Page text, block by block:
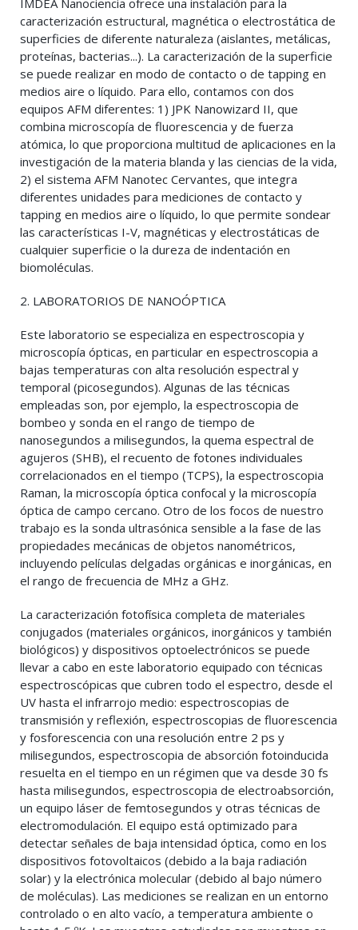
IMDEA Nanociencia ofrece una instalación para la
caracterización estructural, magnética o electrostática de
superficies de diferente naturaleza (aislantes, metálicas,
proteínas, bacterias...). La caracterización de la superficie
se puede realizar en modo de contacto o de tapping en
medios aire o líquido. Para ello, contamos con dos
equipos AFM diferentes: 1) JPK Nanowizard II, que
combina microscopía de fluorescencia y de fuerza
atómica, lo que proporciona multitud de aplicaciones en la
investigación de la materia blanda y las ciencias de la vida,
2) el sistema AFM Nanotec Cervantes, que integra
diferentes unidades para mediciones de contacto y
tapping en medios aire o líquido, lo que permite sondear
las características I-V, magnéticas y electrostáticas de
cualquier superficie o la dureza de indentación en
biomoléculas.
2. LABORATORIOS DE NANOÓPTICA
Este laboratorio se especializa en espectroscopia y
microscopía ópticas, en particular en espectroscopia a
bajas temperaturas con alta resolución espectral y
temporal (picosegundos). Algunas de las técnicas
empleadas son, por ejemplo, la espectroscopia de
bombeo y sonda en el rango de tiempo de
nanosegundos a milisegundos, la quema espectral de
agujeros (SHB), el recuento de fotones individuales
correlacionados en el tiempo (TCPS), la espectroscopia
Raman, la microscopía óptica confocal y la microscopía
óptica de campo cercano. Otro de los focos de nuestro
trabajo es la sonda ultrasónica sensible a la fase de las
propiedades mecánicas de objetos nanométricos,
incluyendo películas delgadas orgánicas e inorgánicas, en
el rango de frecuencia de MHz a GHz.
La caracterización fotofísica completa de materiales
conjugados (materiales orgánicos, inorgánicos y también
biológicos) y dispositivos optoelectrónicos se puede
llevar a cabo en este laboratorio equipado con técnicas
espectroscópicas que cubren todo el espectro, desde el
UV hasta el infrarrojo medio: espectroscopias de
transmisión y reflexión, espectroscopias de fluorescencia
y fosforescencia con una resolución entre 2 ps y
milisegundos, espectroscopia de absorción fotoinducida
resuelta en el tiempo en un régimen que va desde 30 fs
hasta milisegundos, espectroscopia de electroabsorción,
un equipo láser de femtosegundos y otras técnicas de
electromodulación. El equipo está optimizado para
detectar señales de baja intensidad óptica, como en los
dispositivos fotovoltaicos (debido a la baja radiación
solar) y la electrónica molecular (debido al bajo número
de moléculas). Las mediciones se realizan en un entorno
controlado o en alto vacío, a temperatura ambiente o